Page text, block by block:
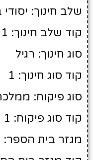
שלב חינוך: יסודי
קוד שלב חינוך: 1
סוג חינוך: רגיל
קוד סוג חינוך: 1
סוג פיקוח:
קוד סוג פיקוח: 1
מגזר בית הספר: